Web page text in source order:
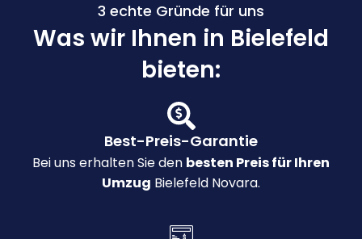
3 echte Gründe für uns
Was wir Ihnen in Bielefeld
bieten:
Best-Preis-Garantie
Bei uns erhalten Sie den besten Preis für Ihren
Umzug Bielefeld Novara.